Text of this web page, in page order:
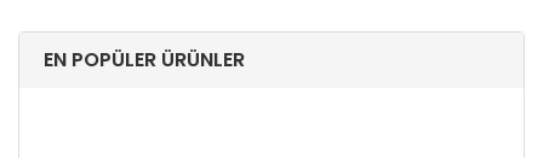
EN POPÜLER ÜRÜNLER